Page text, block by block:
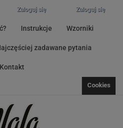
Zaloguj się
Zaloguj się
Instrukcje Wzorniki
zadawane pytania
Kontakt
Cookies